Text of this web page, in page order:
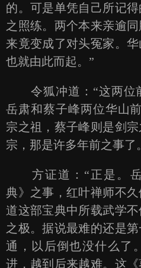
的。可是单凭自己所记
之照练。两个本来亲逾
来竟变成了对头冤家。
也就由此而起。”
令狐冲道：“这两位
岳肃和蔡子峰两位华山
宗之祖，蔡子峰则是剑
宗，那是许多年前之事了
方证道：“正是。岳
典》之事，红叶禅师不
道这部宝典中所载武学
之极。据说最难的还是
通，以后倒也没什么了
进，越到后来越难。这